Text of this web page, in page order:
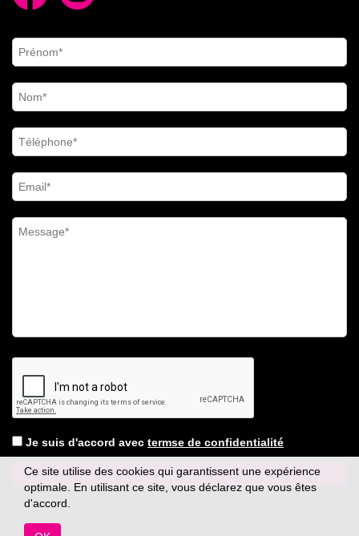
Je suis d'accord avec termse de confidentialité
Ce site utilise des cookies qui garantissent une expérience
optimale. En utilisant ce site, vous déclarez que vous êtes
d'accord.